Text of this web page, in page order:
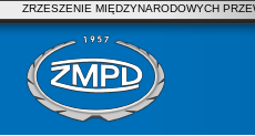
ZRZESZENIE MIĘDZYNARODOWYCH